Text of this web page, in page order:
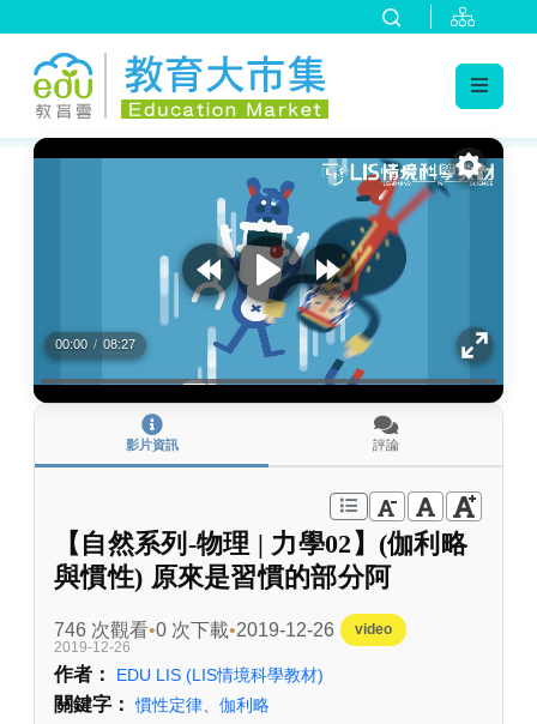
:::
00:00 / 08:27
影片資訊 評論
【自然系列-物理 | 力學02】(伽利略
與慣性) 原來是習慣的部分阿
746 次觀看 0 次下載 2019-12-26
video
2019-12-26
作者： EDU LIS (LIS情境科學教材)
關鍵字： 慣性定律 伽利略